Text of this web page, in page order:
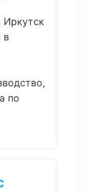
Иркутск
в
по